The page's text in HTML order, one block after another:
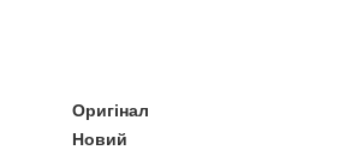
Оригінал
Новий